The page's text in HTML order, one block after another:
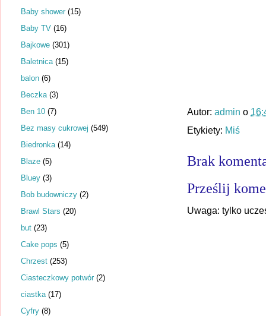
Autor: admin o
Etykiety: Miś
Brak
Prześlij
Uwaga: tylko
Baby shower (15)
Baby TV (16)
Bajkowe (301)
Baletnica (15)
balon (6)
Beczka (3)
Ben 10 (7)
Bez masy cukrowej (549)
Biedronka (14)
Blaze (5)
Bluey (3)
Bob budowniczy (2)
Brawl Stars (20)
but (23)
Cake pops (5)
Chrzest (253)
Ciasteczkowy potwór (2)
ciastka (17)
Cyfry (8)